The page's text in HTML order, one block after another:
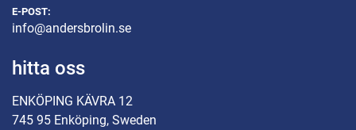
E-POST:
info@andersbrolin.se
hitta oss
ENKÖPING KÄVRA 12
745 95 Enköping, Sweden